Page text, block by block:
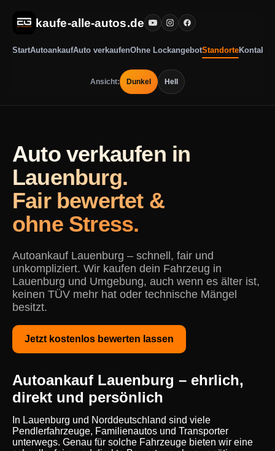
kaufe-alle-autos.de
StartAutoankaufAuto verkaufenOhne LockangebotStandorteKontakt
Ansicht: Dunkel Hell
Auto verkaufen in
Lauenburg.
Fair bewertet &
ohne Stress.
Autoankauf Lauenburg – schnell, fair und
unkompliziert. Wir kaufen dein Fahrzeug in
Lauenburg und Umgebung, auch wenn es älter ist,
keinen TÜV mehr hat oder technische Mängel
besitzt.
Jetzt kostenlos bewerten lassen
Autoankauf Lauenburg – ehrlich,
direkt und persönlich
In Lauenburg und Norddeutschland sind viele
Pendlerfahrzeuge, Familienautos und Transporter
unterwegs. Genau für solche Fahrzeuge bieten wir eine